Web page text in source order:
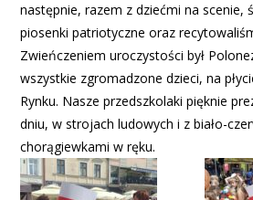
następnie, razem z dziećmi na scenie,
piosenki patriotyczne oraz
Zwieńczeniem uroczystości był
wszystkie zgromadzone dzieci, na
Rynku. Nasze przedszkolaki pięknie
dniu, w strojach ludowych i z biało-
chorągiewkami w ręku.